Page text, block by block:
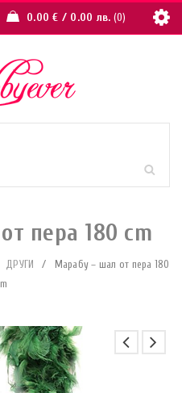
0.00€ / 0.00 лв. 0
пера 180 cm
ДРУГИ /
Марабу – шал от пера 180